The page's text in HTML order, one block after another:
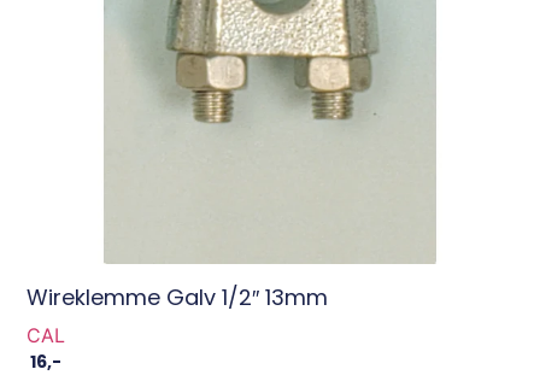
Wireklemme Galv 1/2″ 13mm
CAL
16,-